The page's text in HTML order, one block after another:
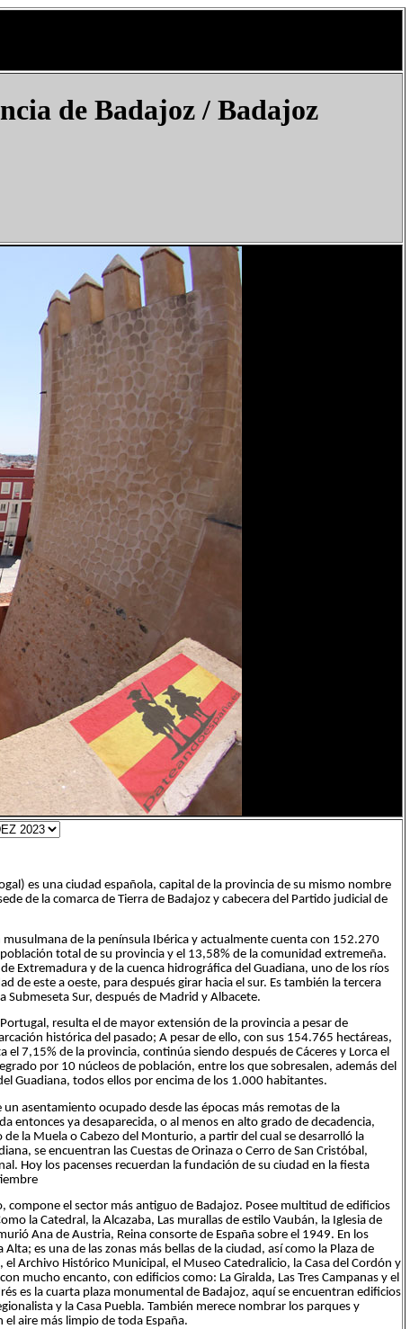
de Badajoz / Badajoz
es una ciudad española, capital de la provincia de su mismo nombre
de la comarca de Tierra de Badajoz y cabecera del Partido judicial de
de la península Ibérica y actualmente cuenta con 152.270
total de su provincia y el 13,58% de la comunidad extremeña.
Extremadura y de la cuenca hidrográfica del Guadiana, uno de los ríos
de este a oeste, para después girar hacia el sur. Es también la tercera
Sur, después de Madrid y Albacete.
resulta el de mayor extensión de la provincia a pesar de
histórica del pasado; A pesar de ello, con sus 154.765 hectáreas,
7,15% de la provincia, continúa siendo después de Cáceres y Lorca el
por 10 núcleos de población, entre los que sobresalen, además del
Guadiana, todos ellos por encima de los 1.000 habitantes.
asentamiento ocupado desde las épocas más remotas de la
entonces ya desaparecida, o al menos en alto grado de decadencia,
la Muela o Cabezo del Monturio, a partir del cual se desarrolló la
se encuentran las Cuestas de Orinaza o Cerro de San Cristóbal,
Hoy los pacenses recuerdan la fundación de su ciudad en la fiesta
el sector más antiguo de Badajoz. Posee multitud de edificios
la Catedral, la Alcazaba, Las murallas de estilo Vaubán, la Iglesia de
Ana de Austria, Reina consorte de España sobre el 1949. En los
es una de las zonas más bellas de la ciudad, así como la Plaza de
Archivo Histórico Municipal, el Museo Catedralicio, la Casa del Cordón y
mucho encanto, con edificios como: La Giralda, Las Tres Campanas y el
es la cuarta plaza monumental de Badajoz, aquí se encuentran edificios
y la Casa Puebla. También merece nombrar los parques y
aire más limpio de toda España.